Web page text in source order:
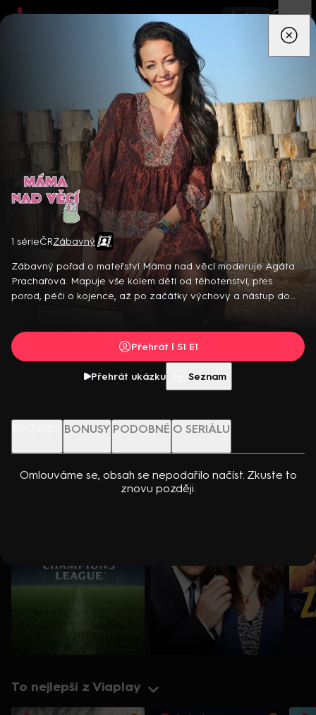
App
Zprávy Novinky
Máma nad věcí
1 sérieČRZábavný
Zábavný pořad o mateřství Máma nad věcí moderuje Agáta
Prachařová. Mapuje vše kolem dětí od těhotenství, přes
porod, péči o kojence, až po začátky výchovy a nástup do
Přehrát | S1 E1
Přehrát ukázku Seznam
BONUSY PODOBNÉ O SERIÁLU
Omlouváme se, obsah se nepodařilo načíst. Zkuste to
znovu později.
Detektiv Karl Alberg přijíždí do přímořského městečka Gibsons,
aby zde převzal vedení místní policie a začal nový život po
bolestivém rozvodu. Společně se svým týmem odhaluje temná
tajemství, která narušují poklidnou atmosféru komunity a
Kreuková, R. Sutherland, A. Douglas, M. Loweová, S.
Spracklinová a další
8 epizod
Přehrát ukázku
Přehrát s PREMIUM
Více info
To nejlepší z Viaplay